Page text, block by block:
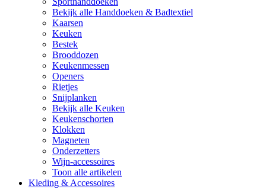
Bekijk alle Handdoeken & Badtextiel
Kaarsen
Keuken
Bestek
Brooddozen
Keukenmessen
Openers
Rietjes
Snijplanken
Bekijk alle Keuken
Keukenschorten
Klokken
Magneten
Onderzetters
Wijn-accessoires
Toon alle artikelen
Kleding & Accessoires